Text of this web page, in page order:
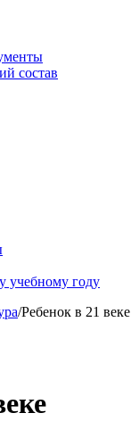
состав
учебному году
/Ребенок в 21 веке